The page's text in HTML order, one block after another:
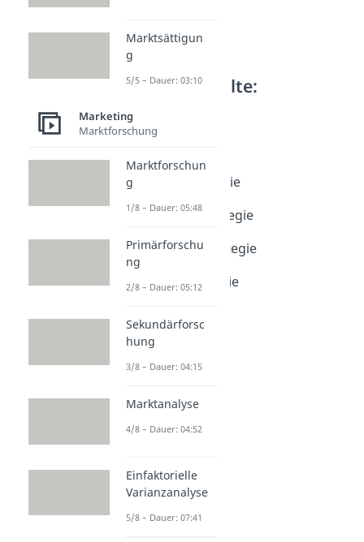
Weitere Inhalte:
Preisstrategien
Dauer: 05:16
Hochpreisstrategie
Niedrigpreisstrategie
Penetrationsstrategie
Dauer: 03:42
Skimmingstrategie
Marktsättigun
g
5/5 – Dauer: 03:10
Marketing
Marktforschung
Marktforschun
g
1/8 – Dauer: 05:48
Primärforschu
ng
2/8 – Dauer: 05:12
Sekundärforsc
hung
3/8 – Dauer: 04:15
Marktanalyse
4/8 – Dauer: 04:52
Einfaktorielle
Varianzanalyse
5/8 – Dauer: 07:41